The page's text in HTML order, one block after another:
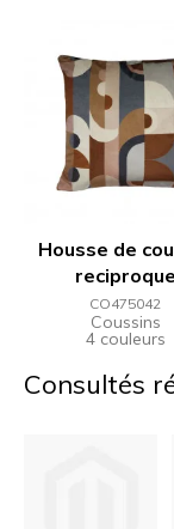
Housse de
reciproque
CO475042
Coussins
4 couleurs
Consultés